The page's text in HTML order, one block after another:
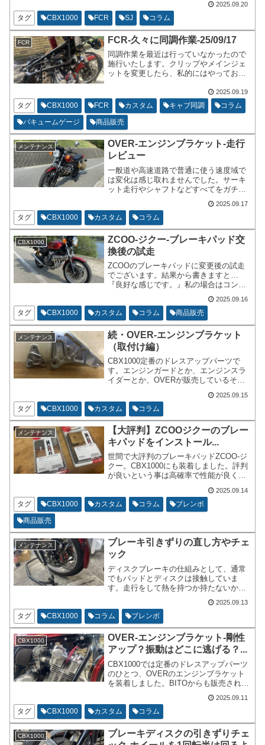
かに開いただけでもシビアに反応しま
す。2.30分を超えた辺りからは変化は大
雑把になる印象を受けます。まともにセ
ッティング出来るのは0.30分～3.30分位
の間かなと思います。
2025.09.20
タグ CBX1000 FCR SJ コラム
FCR FCR-久々に同調作業-25/09/17
同調作業を最近は行っていなかったので
施行いたします。クリップやメインジェ
ットを変更したら、私的にはやっておき
ネタなので写真は少な目です。色々と書
いて行きます。
2025.09.19
タグ CBX1000 FCR カスタム キャブ同調
コラム
バキュームゲージ
商品販売
メンテナンス
OVER-エンジンブラケット-走行
レビュー
一般道や高速道路で普通に使う速度域で
は変化は感じ取れませんでした。サーキ
ット走行やシャフトなどすべてをガチガ
もしれません。時間をかけて走行すると
新しく気が付くことがあると思います。
2025.09.17
タグ CBX1000 カスタム コラム
CBX1000
ZCOO-ジクー-ブレーキパッド交
換後の試走
ZCOOのブレーキパッドに変更後の試走
でございます。結果から書きますと…
『良好な感じです。』私の場合はコント
す。元々、ブレーキ廻りの換装は制動力
が低すぎたから強化したいなと思ったし
だいです。
2025.09.16
タグ CBX1000 カスタム コラム 商品販売
メンテナンス
続・OVER-エンジンブラケット
（取付け編）
CBX1000定番のドレスアップパーツで
す。エンジンガードとか、エンジンスラ
イダーとか、OVERが販売しているその
なっております。リヤ側も販売されてい
たりとこんなの造ってくれたらいいのに
なと思う所もしっかりとカバーしてくれ
ています。
2025.09.15
タグ CBX1000 カスタム コラム
メンテナンス
【大評判】ZCOOジクーのブレー
キパッドをインストール...
世間で大評判のブレーキパッドZCOO-ジ
クー。CBX1000にも装着しました。評判
が良いという事は高確率で性能が良くて
す。ジクーの残念な点は適合車種が少な
い所。各バイクメーカーで1990年以降の
代表的な車種をラインナップしている感
2025.09.14
タグ CBX1000 カスタム コラム
ブレンボ
商品販売
メンテナンス
ブレーキ引きずりの直し方やチェ
ック
ディスクブレーキの仕組みとして、通常
でもパッドとディスクは接触していま
す。走行をして熱を持つか持たないかが
ブレーキをあまり使わずに走行をしてブ
レーキディスクが熱くなっていないかど
うかを確認してください。ディスクブレ
ーキは走行風で冷却する仕組みです。
2025.09.13
タグ CBX1000 コラム ブレンボ
CBX1000
OVER-エンジンブラケット-剛性
アップ？振動はどこに逃げる？...
CBX1000では定番のドレスアップパーツ
のひとつ、OVERのエンジンブラケット
を装着しました。BITOからも販売されて
切っていないので次点という事で、
OVER製をチョイスいたしました。
2025.09.11
タグ CBX1000 カスタム コラム
CBX1000
ブレーキディスクの引きずりチェ